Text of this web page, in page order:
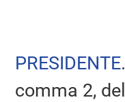
PRESIDENTE
comma 2,